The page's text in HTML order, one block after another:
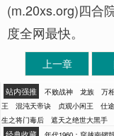
(m.20xs.org)四合
度全网最快。
上一章
站内强推 不败战神 龙族 万
王
混沌天帝诀 贞观小闲王 仕
生之将门毒后
遮天之绝世大黑手